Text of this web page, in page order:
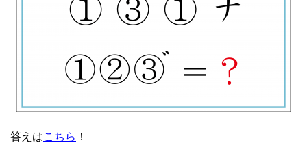
答えはこちら ！